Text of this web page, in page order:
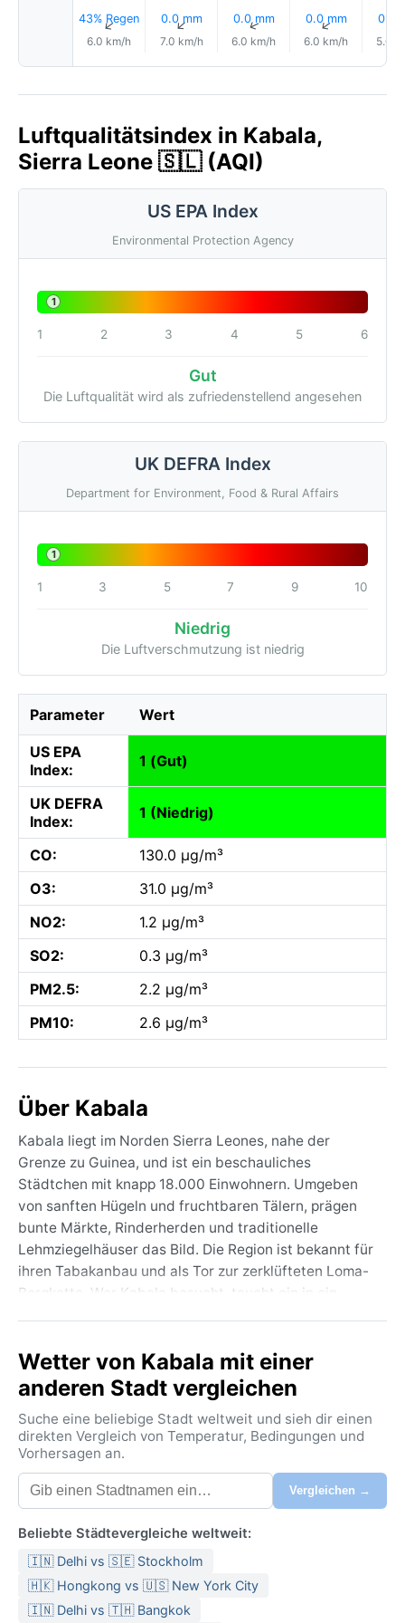
43% Regen
↑
6.0 km/h
0.0 mm
↑
7.0 km/h
0.0 mm
↑
6.0 km/h
0.0 mm
↑
6.0 km/h
0.0
5.0
Luftqualitätsindex in Kabala,
Sierra Leone 🇸🇱 (AQI)
US EPA Index
Environmental Protection Agency
1
1 2 3 4 5 6
Gut
Die Luftqualität wird als zufriedenstellend angesehen
UK DEFRA Index
Department for Environment, Food & Rural Affairs
1
1 3 5 7 9 10
Niedrig
Die Luftverschmutzung ist niedrig
Parameter Wert
US EPA
Index:
1 (Gut)
UK DEFRA
Index:
1 (Niedrig)
CO:
130.0 µg/m³
O3:
31.0 µg/m³
NO2:
1.2 µg/m³
SO2:
0.3 µg/m³
PM2.5:
2.2 µg/m³
PM10:
2.6 µg/m³
Über Kabala
Kabala liegt im Norden Sierra Leones, nahe der
Grenze zu Guinea, und ist ein beschauliches
Städtchen mit knapp 18.000 Einwohnern. Umgeben
von sanften Hügeln und fruchtbaren Tälern, prägen
bunte Märkte, Rinderherden und traditionelle
Lehmziegelhäuser das Bild. Die Region ist bekannt für
ihren Tabakanbau und als Tor zur zerklüfteten Loma-
Bergkette. Wer Kabala besucht, taucht ein in ein
abends leuchten die Sterne über den Wara-Wara-
Hügeln.
Das Klima ist tropisch-monsunal (Köppen-Klasse Am)
mit ausgeprägten Jahreszeiten. Von November bis
April herrscht Trockenzeit: Die Tage sind heiß mit
Höchstwerten um 33 °C, die Nächte angenehm kühl.
In den Regenmonaten von Mai bis Oktober fallen
jährlich, vor allem im Juli und August. Die
Luftfeuchtigkeit klettert dann auf über 80 %, und
selbst die Kleidung fühlt sich klamm an. Für eine Reise
empfiehlt sich leichte Baumwollkleidung, ein
Wetter von Kabala mit einer
anderen Stadt vergleichen
Suche eine beliebige Stadt weltweit und sieh dir einen
direkten Vergleich von Temperatur, Bedingungen und
Vorhersagen an.
Vergleichen →
Beliebte Städtevergleiche weltweit:
🇮🇳 Delhi vs 🇸🇪 Stockholm
🇭🇰 Hongkong vs 🇺🇸 New York City
🇮🇳 Delhi vs 🇹🇭 Bangkok